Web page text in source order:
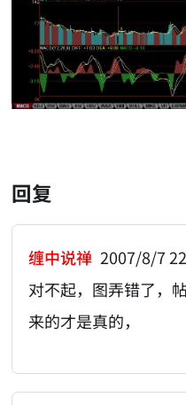
回复
缠中说禅 2007/8/7
对不起，图弄错了，
来的才是真的，